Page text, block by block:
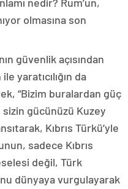
olmasına son
güvenlik açısından
yaratıcılığın da
“Bizim buralardan güç
sizin gücünüzü Kuzey
Kıbrıs Türkü’yle
sadece Kıbrıs
değil, Türk
dünyaya vurgulayarak